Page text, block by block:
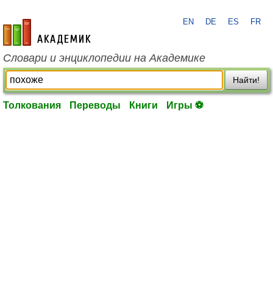
academic.ru
EN DE ES FR
Словари и энциклопедии на Академике
Найти!
Толкования Переводы Книги Игры ⚽